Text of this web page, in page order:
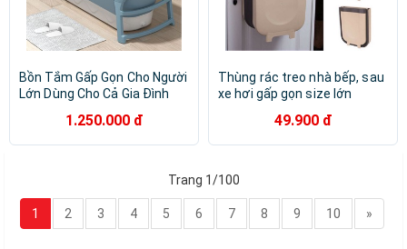
Bồn Tắm Gấp Gọn Cho Người
Lớn Dùng Cho Cả Gia Đình
1.250.000 đ
Thùng rác treo nhà bếp, sau
xe hơi gấp gọn size lớn
49.900 đ
Trang 1/100
1 2 3 4 5 6 7 8 9 10 »